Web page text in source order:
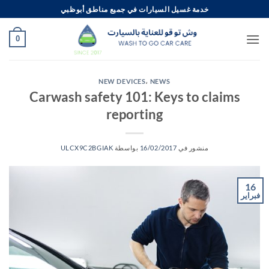
للمحتوى
خدمة غسيل السيارات في جميع مناطق أبوظبي
0
NEW DEVICES، NEWS
Carwash safety 101: Keys to claims
reporting
منشور في 16/02/2017 بواسطة ULCX9C2BGIAK
16
فبراير